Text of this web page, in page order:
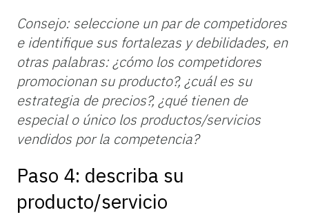
Consejo: seleccione un par de competidores
e identifique sus fortalezas y debilidades, en
otras palabras: ¿cómo los competidores
promocionan su producto?, ¿cuál es su
estrategia de precios?, ¿qué tienen de
especial o único los productos/servicios
vendidos por la competencia?
Paso 4: describa su
producto/servicio